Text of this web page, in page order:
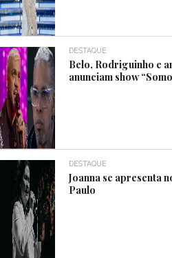
DESTAQUE
Belo, Rodriguinho e
anunciam show
DESTAQUE
Joanna se apresenta
Paulo